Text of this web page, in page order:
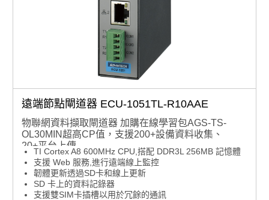
遠端節點閘道器 ECU-1051TL-R10AAE
物聯網資料擷取閘道器 加購在線學習包AGS-TS-
OL30MIN超高CP值，支援200+設備資料收集、
20+平台上傳
TI Cortex A8 600MHz CPU,搭配 DDR3L 256MB 記憶體
支援 Web 服務,進行遠端線上監控
韌體更新透過SD卡和線上更新
SD 卡上的資料記錄器
支援雙SIM卡插槽以用於冗餘的通訊